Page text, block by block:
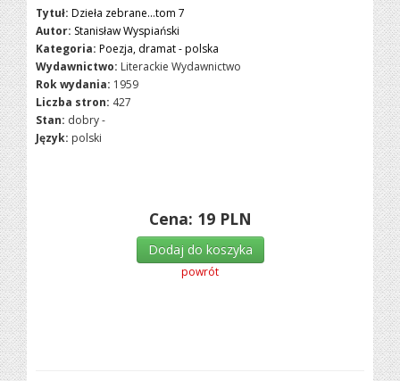
Tytuł: Dzieła zebrane...tom 7
Autor: Stanisław Wyspiański
Kategoria: Poezja, dramat - polska
Wydawnictwo: Literackie Wydawnictwo
Rok wydania: 1959
Liczba stron: 427
Stan: dobry -
Język: polski
Cena: 19 PLN
Dodaj do koszyka
powrót